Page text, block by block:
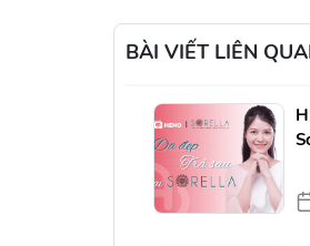
BÀI VIẾT LIÊN